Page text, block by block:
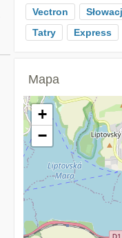
Vectron
Tatry
Express
Mapa
+
−